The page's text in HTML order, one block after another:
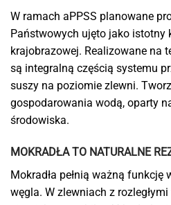
W ramach aPPSS planowane
Państwowych ujęto jako istotny
krajobrazowej. Realizowane na
są integralną częścią systemu
suszy na poziomie zlewni.
gospodarowania wodą, oparty
środowiska.
MOKRADŁA TO NATURALNE
Mokradła pełnią ważną
węgla. W zlewniach z